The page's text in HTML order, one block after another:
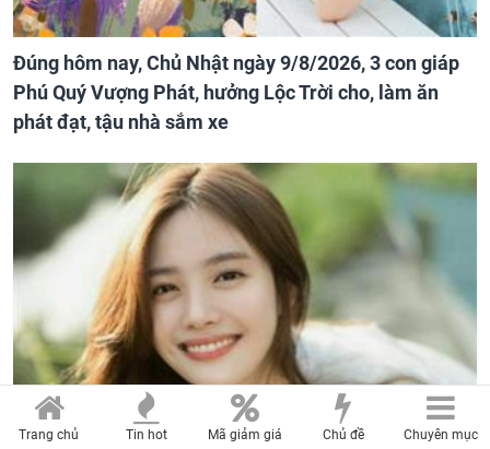
Đúng hôm nay, Chủ Nhật ngày 9/8/2026, 3 con giáp
Phú Quý Vượng Phát, hưởng Lộc Trời cho, làm ăn
phát đạt, tậu nhà sắm xe
Trang chủ Tin hot Mã giảm giá Chủ đề Chuyên mục